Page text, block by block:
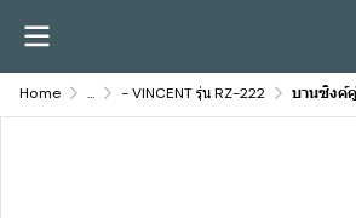
Home ... - VINCENT รุ่น RZ-222 บานซิงค์